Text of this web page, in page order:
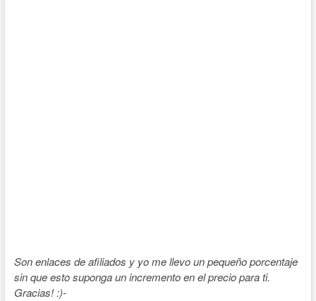
Son enlaces de afiliados y yo me llevo un pequeño porcentaje
sin que esto suponga un incremento en el precio para ti.
Gracias! :)-